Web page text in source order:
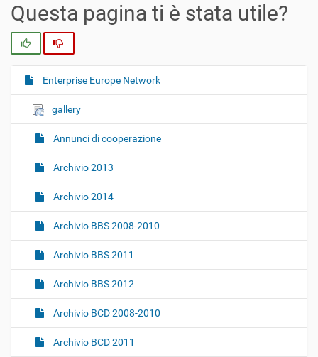
Questa pagina ti è stata utile?
N
g
i
n
Enterprise Europe Network
gallery
Annunci di cooperazione
Archivio 2013
Archivio 2014
Archivio BBS 2008-2010
Archivio BBS 2011
Archivio BBS 2012
Archivio BCD 2008-2010
Archivio BCD 2011